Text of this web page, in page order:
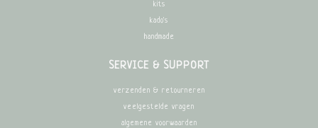
kits
kado's
handmade
SERVICE & SUPPORT
verzenden & retourneren
veelgestelde vragen
algemene voorwaarden